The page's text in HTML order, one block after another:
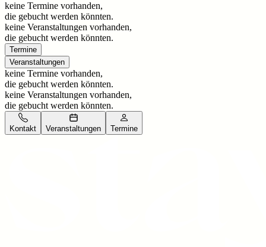
keine Termine vorhanden,
die gebucht werden könnten.
keine Veranstaltungen vorhanden,
die gebucht werden könnten.
Termine
Veranstaltungen
keine Termine vorhanden,
die gebucht werden könnten.
keine Veranstaltungen vorhanden,
die gebucht werden könnten.
Kontakt Veranstaltungen Termine